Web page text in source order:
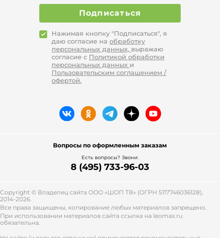
Подписаться
Нажимая кнопку "Подписаться", я
даю согласие на обработку
персональных данных, выражаю
согласие с Политикой обработки
персональных данных и
Пользовательским соглашением /
офертой.
Вопросы по оформленным заказам
Есть вопросы? Звони:
8 (495) 733-96-03
Copyright © Владелец сайта ООО «ШОП ТВ» (ОГРН 5117746036128),
2014-2026.
Все права защищены, копирование любых материалов запрещено.
При использовании материалов сайта ссылка на leomax.ru
обязательна.